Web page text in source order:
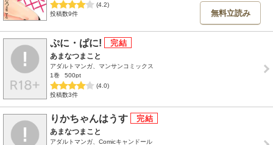
(4.2)
投稿数9件
無料立読み
ぷに・ぱに!
あまなつまこと
アダルトマンガ、マンサンコミックス
1巻
500pt
(4.0)
投稿数3件
りかちゃんはうす
あまなつまこと
アダルトマンガ、Comicキャンドール